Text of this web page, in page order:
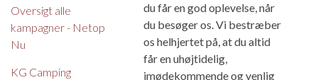
Oversigt alle
kampagner - Netop
Nu
KG Camping
du får en god oplevelse, når
du besøger os. Vi bestræber
os helhjertet på, at du altid
får en uhøjtidelig,
imødekommende og venlig